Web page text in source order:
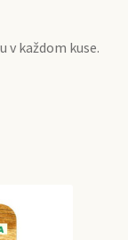
v každom kuse.